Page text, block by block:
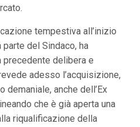
tempestiva all’inizio
del Sindaco, ha
precedente delibera e
adesso l’acquisizione,
demaniale, anche dell’Ex
che è già aperta una
riqualificazione della